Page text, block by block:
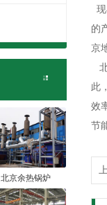
北京余热锅炉
的
京
此
效
节